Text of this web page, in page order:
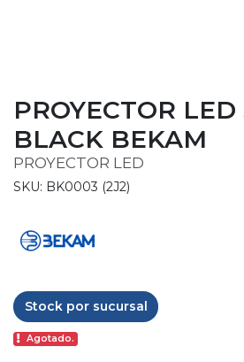
PROYECTOR
BLACK BEKAM
PROYECTOR LED
SKU: BK0003 (2J2)
Stock por sucursal
Agotado.